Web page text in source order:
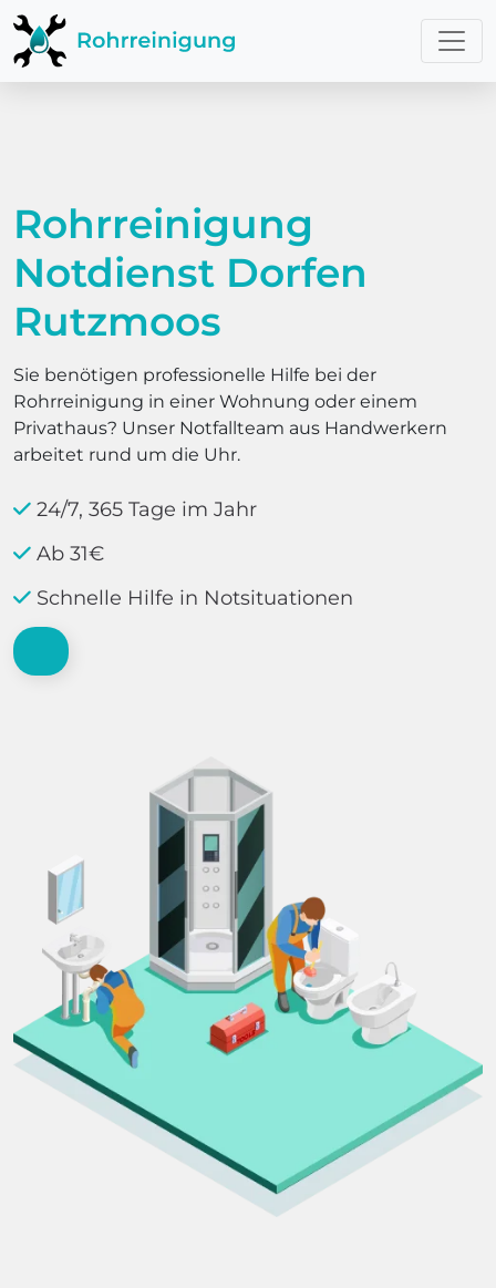
Rohrreinigung
Notdienst Dorfen
Rutzmoos
Sie benötigen professionelle Hilfe bei der
Rohrreinigung in einer Wohnung oder einem
Privathaus? Unser Notfallteam aus Handwerkern
arbeitet rund um die Uhr.
24/7, 365 Tage im Jahr
Ab 31€
Schnelle Hilfe in Notsituationen